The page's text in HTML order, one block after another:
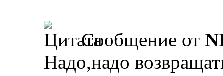
Сообщение от
Надо,надо